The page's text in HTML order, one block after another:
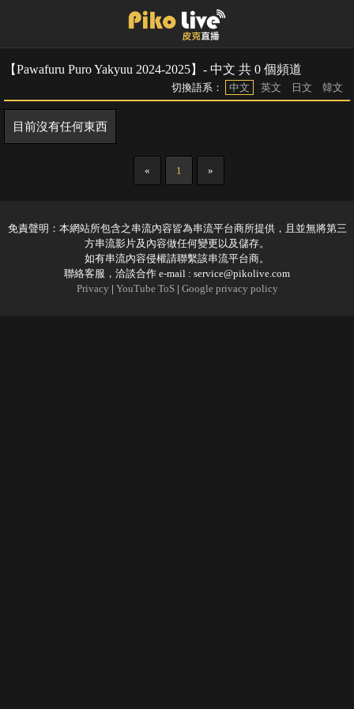
【Pawafuru Puro Yakyuu 2024-2025】- 中文 共 0 個頻道
切換語系： 中文 英文 日文 韓文
目前沒有任何東西
« 1 »
免責聲明：本網站所包含之串流內容皆為串流平台商所提供，且並無將第三
方串流影片及內容做任何變更以及儲存。
如有串流內容侵權請聯繫該串流平台商。
聯絡客服，洽談合作 e-mail : service@pikolive.com
Privacy | YouTube ToS| Google privacy policy